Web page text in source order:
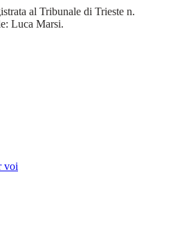
al Tribunale di Trieste n.
Luca Marsi.
voi